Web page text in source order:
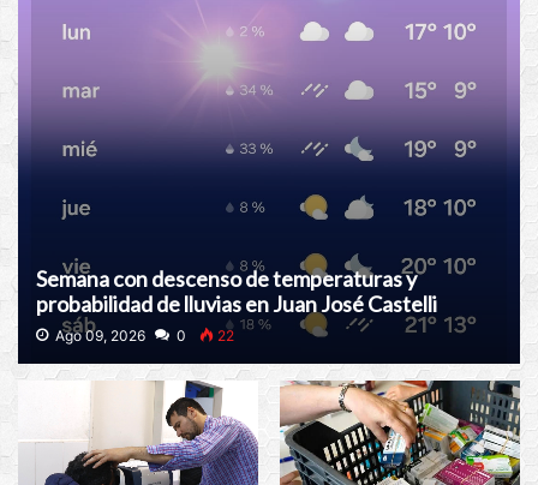
Semana con descenso de temperaturas y
probabilidad de lluvias en Juan José Castelli
Ago 09, 2026 0 22